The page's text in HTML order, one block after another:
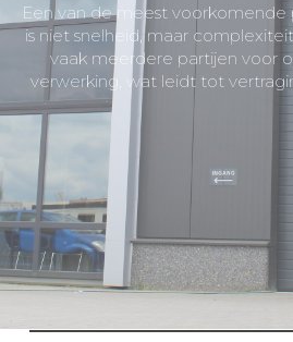
Een van de meest
is niet snelheid, maar
vaak meerdere partijen voor
verwerking, wat leidt tot